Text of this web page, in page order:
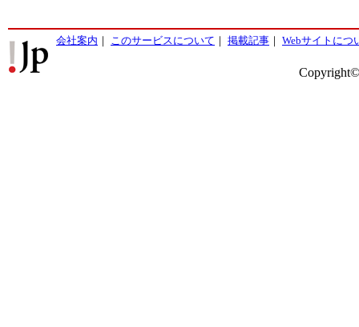
会社案内 ｜ このサービスについて ｜ 掲載記事 ｜ Webサイトにつ